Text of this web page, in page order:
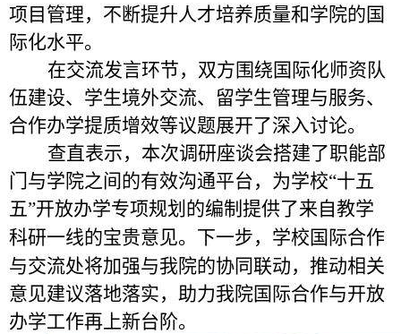
项目管理，不断提升人才培养质量和学院的国
际化水平。
在交流发言环节， 双方围绕国际化师资队
伍建设、学生境外交流、留学生管理与服务、
合作办学提质增效等议题展开了深入讨论。
查直表示，本次调研座谈会搭建了职能部
门与学院之间的有效沟通平台，为学校“十五
五”开放办学专项规划的编制提供了来自教学
科研一线的宝贵意见。下一步， 学校国际合作
与交流处将加强与我院的协同联动，推动相关
意见建议落地落实，助力我院国际合作与开放
办学工作再上新台阶。